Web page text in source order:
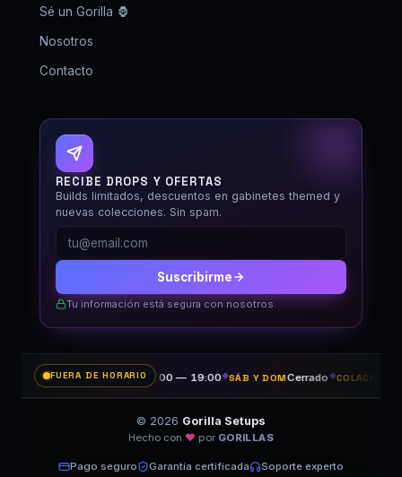
Sé un Gorilla 🦍
Nosotros
Contacto
RECIBE DROPS Y OFERTAS
Builds limitados, descuentos en gabinetes themed y
nuevas colecciones. Sin spam.
Suscribirme
Tu información está segura con nosotros.
FUERA DE HORARIO
LUN A VIE11:00 — 19:00◆SÁB Y DOMCerrado◆COLACIÓN
© 2026 Gorilla Setups
Hecho con ♥ por GORILLAS
Pago seguro Garantía certificada
Soporte experto
GORILLA SETUPS